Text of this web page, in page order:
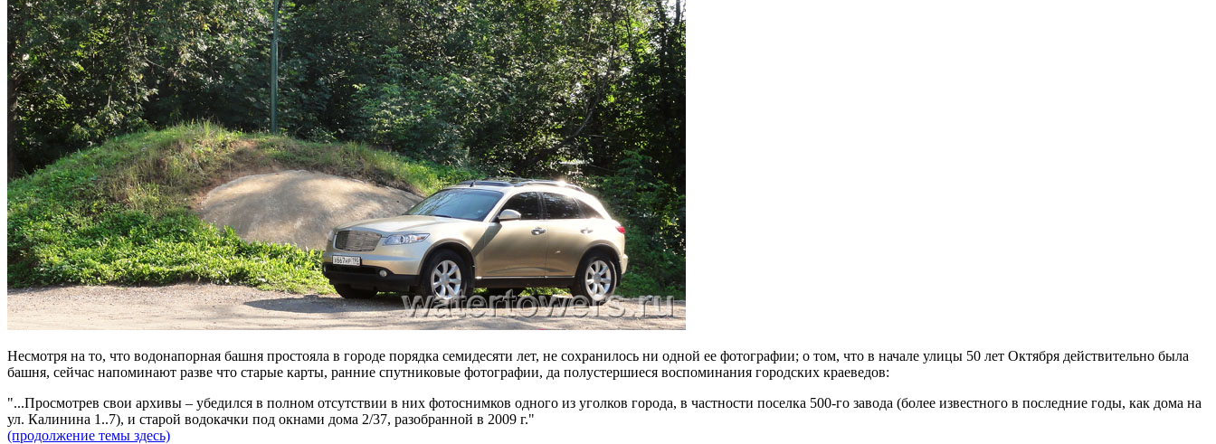
Несмотря на то, что водонапорная башня простояла в городе порядка семидесяти лет, не сохранилось ни одной ее фотографии; о том, что в начале улицы 50 лет Октября действительно была
башня, сейчас напоминают разве что старые карты, ранние спутниковые фотографии, да полустершиеся воспоминания городских краеведов:
...Просмотрев свои архивы – убедился в полном отсутствии в них фотоснимков одного из уголков города, в частности поселка 500-го завода (более известного в последние годы, как дома на
ул. Калинина 1..7), и старой водокачки под окнами дома 2/37, разобранной в 2009 г.
(продолжение темы здесь)